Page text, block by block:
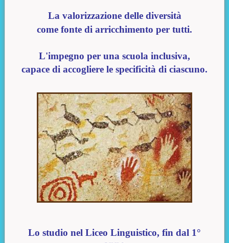
La valorizzazione delle diversità
come fonte di arricchimento per tutti.
L'impegno per una scuola inclusiva,
capace di accogliere le specificità di ciascuno.
Lo studio nel Liceo Linguistico, fin dal 1°